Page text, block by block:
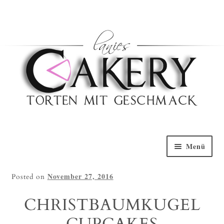
Menü
Torten Galerie
Posted on November 27, 2016
CHRISTBAUMKUGEL